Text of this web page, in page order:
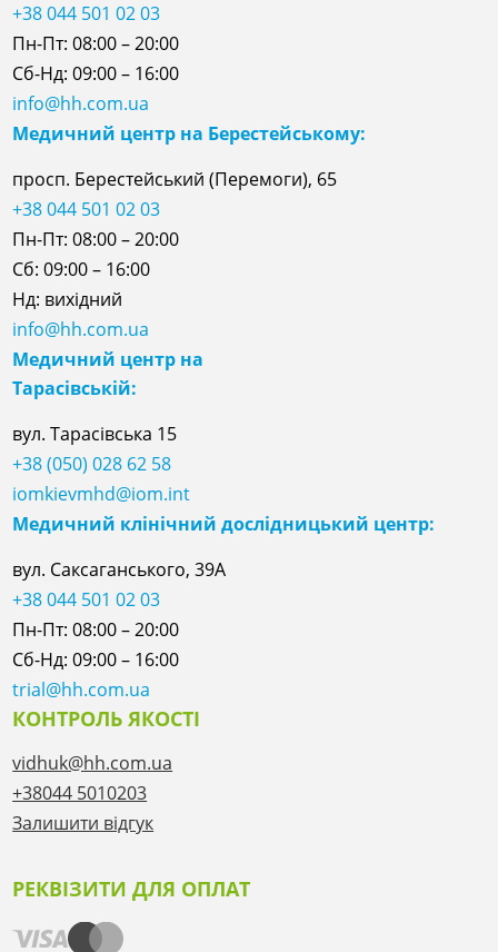
+38 044 501 02 03
Пн-Пт: 08:00 – 20:00
Сб-Нд: 09:00 – 16:00
info@hh.com.ua
Медичний центр на Берестейському:
просп. Берестейський (Перемоги), 65
+38 044 501 02 03
Пн-Пт: 08:00 – 20:00
Сб: 09:00 – 16:00
Нд: вихідний
info@hh.com.ua
Медичний центр на
Тарасівській:
вул. Тарасівська 15
+38 (050) 028 62 58
iomkievmhd@iom.int
Медичний клінічний дослідницький центр:
вул. Саксаганського, 39А
+38 044 501 02 03
Пн-Пт: 08:00 – 20:00
Сб-Нд: 09:00 – 16:00
trial@hh.com.ua
КОНТРОЛЬ ЯКОСТІ
vidhuk@hh.com.ua
+38044 5010203
Залишити відгук
РЕКВІЗИТИ ДЛЯ ОПЛАТ